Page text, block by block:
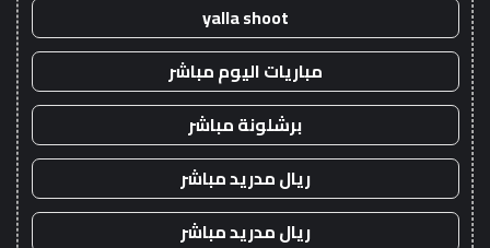
yalla shoot
مباريات اليوم مباشر
برشلونة مباشر
ريال مدريد مباشر
ريال مدريد مباشر